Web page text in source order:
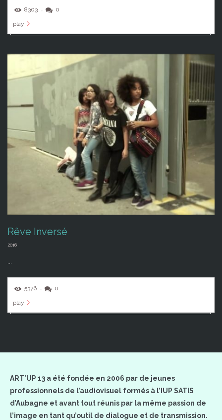
8303 0
play
Rêve Inversé
2016
5376 0
play
ART’UP 13 a été fondée en 2006 par de jeunes
professionnels de l’audiovisuel formés à l’IUP SATIS
d’Aubagne et avant tout réunis par la même passion de
l’image en tant qu’outil de dialogue et de transmission.